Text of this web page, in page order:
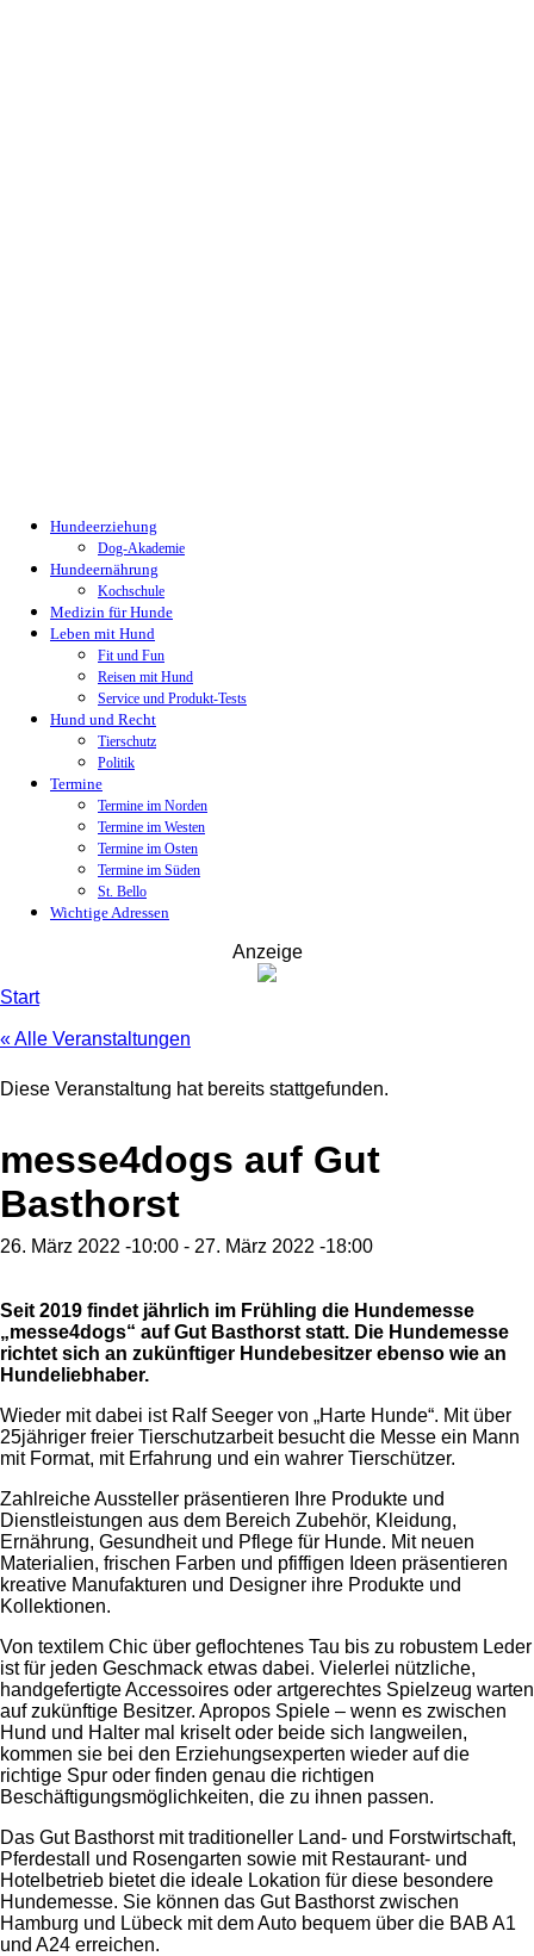
Hundeerziehung
Dog-Akademie
Hundeernährung
Kochschule
Medizin für Hunde
Leben mit Hund
Fit und Fun
Reisen mit Hund
Service und Produkt-Tests
Hund und Recht
Tierschutz
Politik
Termine
Termine im Norden
Termine im Westen
Termine im Osten
Termine im Süden
St. Bello
Wichtige Adressen
Anzeige
Start
« Alle Veranstaltungen
Diese Veranstaltung hat bereits stattgefunden.
messe4dogs auf Gut
Basthorst
26. März 2022 -10:00 - 27. März 2022 -18:00
Seit 2019 findet jährlich im Frühling die Hundemesse
„messe4dogs“ auf Gut Basthorst statt. Die Hundemesse
richtet sich an zukünftiger Hundebesitzer ebenso wie an
Hundeliebhaber.
Wieder mit dabei ist Ralf Seeger von „Harte Hunde“. Mit über
25jähriger freier Tierschutzarbeit besucht die Messe ein Mann
mit Format, mit Erfahrung und ein wahrer Tierschützer.
Zahlreiche Aussteller präsentieren Ihre Produkte und
Dienstleistungen aus dem Bereich Zubehör, Kleidung,
Ernährung, Gesundheit und Pflege für Hunde. Mit neuen
Materialien, frischen Farben und pfiffigen Ideen präsentieren
kreative Manufakturen und Designer ihre Produkte und
Kollektionen.
Von textilem Chic über geflochtenes Tau bis zu robustem Leder
ist für jeden Geschmack etwas dabei. Vielerlei nützliche,
handgefertigte Accessoires oder artgerechtes Spielzeug warten
auf zukünftige Besitzer. Apropos Spiele – wenn es zwischen
Hund und Halter mal kriselt oder beide sich langweilen,
kommen sie bei den Erziehungsexperten wieder auf die
richtige Spur oder finden genau die richtigen
Beschäftigungsmöglichkeiten, die zu ihnen passen.
Das Gut Basthorst mit traditioneller Land- und Forstwirtschaft,
Pferdestall und Rosengarten sowie mit Restaurant- und
Hotelbetrieb bietet die ideale Lokation für diese besondere
Hundemesse. Sie können das Gut Basthorst zwischen
Hamburg und Lübeck mit dem Auto bequem über die BAB A1
und A24 erreichen.